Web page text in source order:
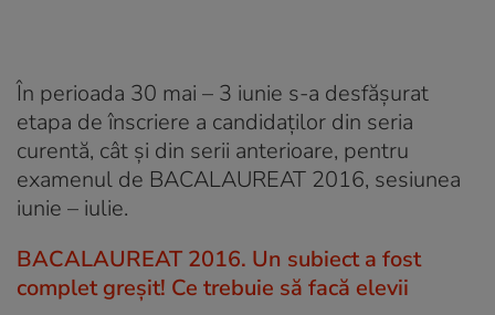
În perioada 30 mai – 3 iunie s-a desfăşurat
etapa de înscriere a candidaţilor din seria
curentă, cât şi din serii anterioare, pentru
examenul de BACALAUREAT 2016, sesiunea
iunie – iulie.
BACALAUREAT 2016. Un subiect a fost
complet greșit! Ce trebuie să facă elevii